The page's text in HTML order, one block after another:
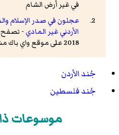
في غير أرض الشام
عجلون في صدر الإسلام
الأردني غير المادي -
2018 على موقع واي باك مشين.
جُند الأردن
جُند فلسطين
موسوعات